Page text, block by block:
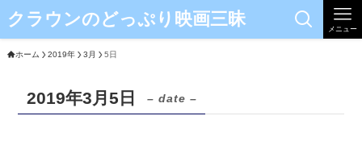
クラウンのどっぷり映画三昧 メニュー
ホーム 2019年 3月 5日
2019年3月5日 – date –